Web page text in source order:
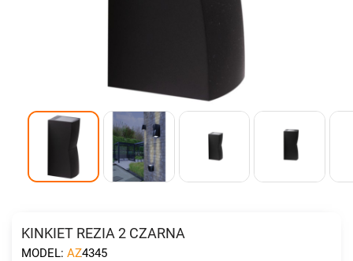
KINKIET REZIA 2 CZARNA
MODEL: AZ4345